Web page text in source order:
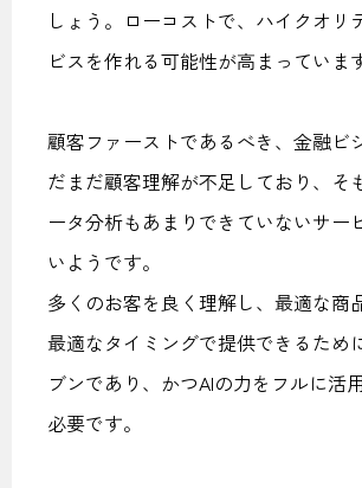
しょう。ローコストで、ハイクオリ
ビスを作れる可能性が高まっていま
顧客ファーストであるべき、金融ビ
だまだ顧客理解が不足しており、そ
ータ分析もあまりできていないサー
いようです。
多くのお客を良く理解し、最適な商
最適なタイミングで提供できるため
ブンであり、かつAIの力をフルに活
必要です。